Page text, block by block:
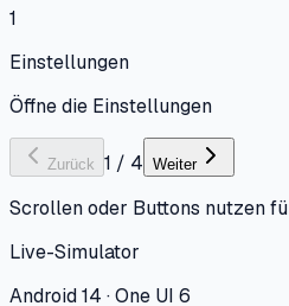
1
Einstellungen
Öffne die Einstellungen
Zurück 1 / 4 Weiter
Scrollen oder Buttons nutzen
Live-Simulator
Android 14 · One UI 6